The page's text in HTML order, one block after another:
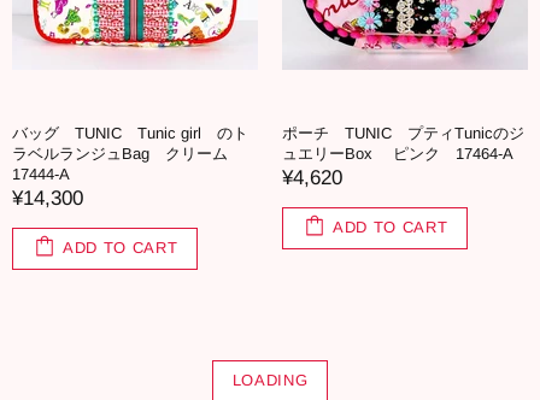
バッグ TUNIC Tunic girl のト
ラベルランジュBag クリーム
17444-A
¥14,300
ADD TO CART
ポーチ TUNIC プティTunicのジ
ュエリーBox ピンク 17464-A
¥4,620
ADD TO CART
LOADING